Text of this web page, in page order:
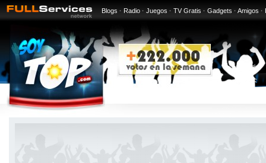
Blogs · Radio · Juegos · TV Gratis · Gadgets · Amigos ·